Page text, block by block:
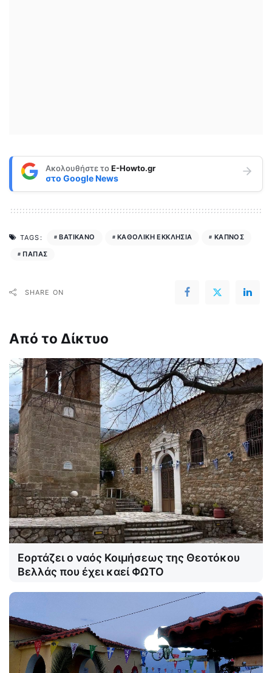
Ακολουθήστε τοE-Howto.gr
στο Google News
TAGS: ΒΑΤΙΚΑΝΟ ΚΑΘΟΛΙΚΗ ΕΚΚΛΗΣΙΑ
ΚΑΠΝΟΣ
ΠΑΠΑΣ
SHARE ON
Από το Δίκτυο
Εορτάζει ο ναός Κοιμήσεως της Θεοτόκου
Βελλάς που έχει καεί ΦΩΤΟ